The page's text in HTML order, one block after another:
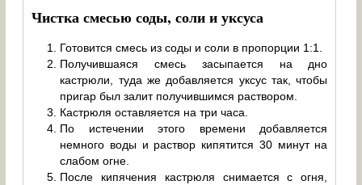
Чистка смесью соды, соли и уксуса
Готовится смесь из соды и соли в пропорции 1:1.
Получившаяся смесь засыпается на дно
кастрюли, туда же добавляется уксус так, чтобы
пригар был залит получившимся раствором.
Кастрюля оставляется на три часа.
По истечении этого времени добавляется
немного воды и раствор кипятится 30 минут на
слабом огне.
После кипячения кастрюля снимается с огня,